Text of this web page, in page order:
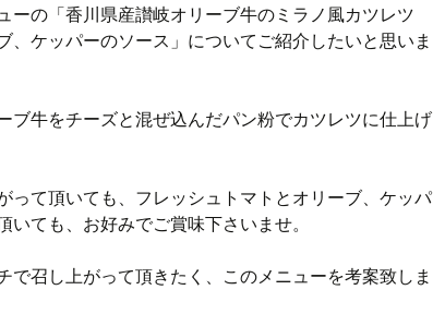
ーの「香川県産讃岐オリーブ牛のミラノ風カツレツ
、ケッパーのソース」についてご紹介したいと思いま
ブ牛をチーズと混ぜ込んだパン粉でカツレツに仕上げ
って頂いても、フレッシュトマトとオリーブ、ケッパ
いても、お好みでご賞味下さいませ。
で召し上がって頂きたく、このメニューを考案致しま